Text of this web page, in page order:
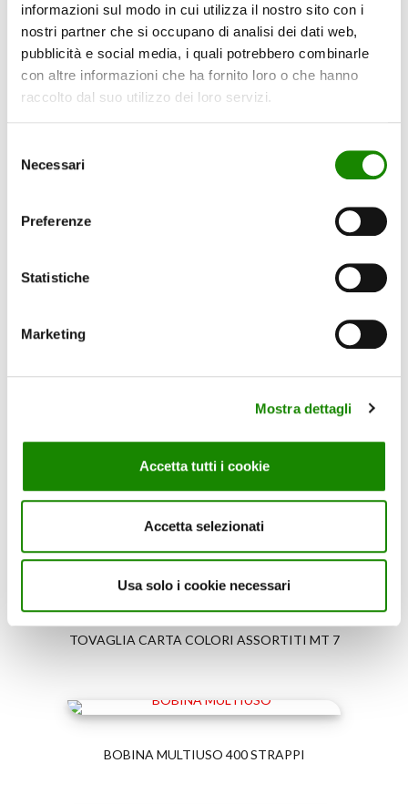
informazioni sul modo in cui utilizza il nostro sito con i
nostri partner che si occupano di analisi dei dati web,
pubblicità e social media, i quali potrebbero combinarle
con altre informazioni che ha fornito loro o che hanno
raccolto dal suo utilizzo dei loro servizi.
delNecessari
Preferenze
Statistiche
Marketing
Mostra dettagli
Accetta tutti i cookie
Accetta selezionati
Usa solo i cookie necessari
TOVAGLIOLI 2 VELI DECORATO 40 PZ
ROTOLO DA CUCINA 2 VELI BIANCO 4 ROTOLI
CARTA CUCINA MAXI 2 ROTOLI 150 STRAPPI
TOVAGLIA CARTA COLORI ASSORTITI MT 7
BOBINA MULTIUSO 400 STRAPPI